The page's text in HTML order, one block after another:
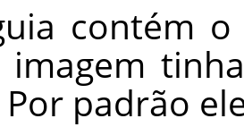
contém
imagem
Por padrão